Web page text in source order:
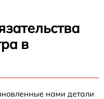
в
нами детали